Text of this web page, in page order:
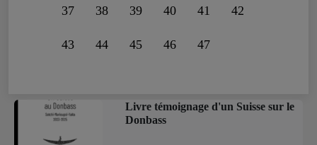
37 38 39 40 41 42
43 44 45 46 47
Livre témoignage d'un Suisse sur le
Donbass